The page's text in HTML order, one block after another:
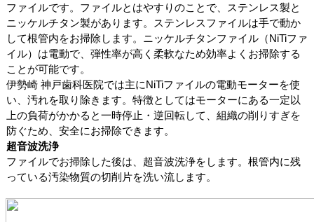
ファイルです。ファイルとはやすりのことで、ステンレス製と
ニッケルチタン製があります。ステンレスファイルは手で動か
して根管内をお掃除します。ニッケルチタンファイル（NiTiファ
イル）は電動で、弾性率が高く柔軟なため効率よくお掃除する
ことが可能です。
伊勢崎 神戸歯科医院では主にNiTiファイルの電動モーターを使
い、汚れを取り除きます。特徴としてはモーターにある一定以
上の負荷がかかると一時停止・逆回転して、組織の削りすぎを
防ぐため、安全にお掃除できます。
超音波洗浄
ファイルでお掃除した後は、超音波洗浄をします。根管内に残
っている汚染物質の切削片を洗い流します。